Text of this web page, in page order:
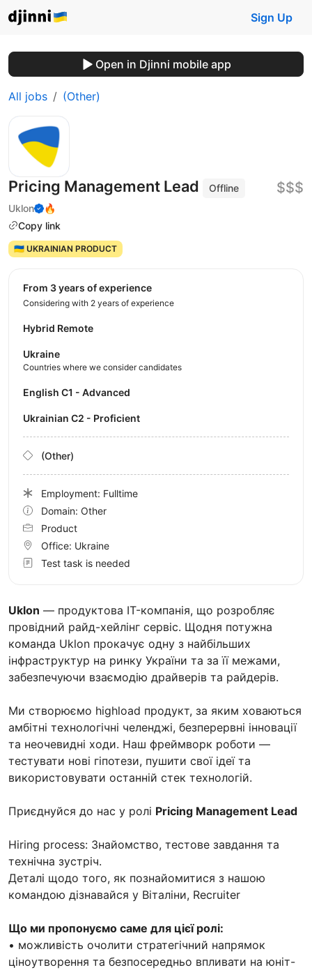
Sign Up
Open in Djinni mobile app
All jobs (Other)
Pricing Management Lead
Offline
Uklon
🔥
Copy link
$$$
🇺🇦 UKRAINIAN PRODUCT
Uklon — продуктова IT-компанія, що розробляє
провідний райд-хейлінг сервіс. Щодня потужна
команда Uklon прокачує одну з найбільших
інфраструктур на ринку України та за її межами,
забезпечуючи взаємодію драйверів та райдерів.
Ми створюємо highload продукт, за яким ховаються
амбітні технологічні челенджі, безперервні інновації
та неочевидні ходи. Наш фреймворк роботи —
тестувати нові гіпотези, пушити свої ідеї та
використовувати останній стек технологій.
Приєднуйся до нас у ролі Pricing Management Lead
Hiring process: Знайомство, тестове завдання та
технічна зустріч.
Деталі щодо того, як познайомитися з нашою
командою дізнавайся у Віталіни, Recruiter
Що ми пропонуємо саме для цієї ролі:
• можливість очолити стратегічний напрямок
ціноутворення та безпосередньо впливати на юніт-
from 3 years of experience
Considering with 2 years of experience
Hybrid Remote
Ukraine
Countries where we consider candidates
English C1 - Advanced
Ukrainian C2 - Proficient
(Other)
Employment: Fulltime
Domain: Other
Product
Office: Ukraine
Test task is needed